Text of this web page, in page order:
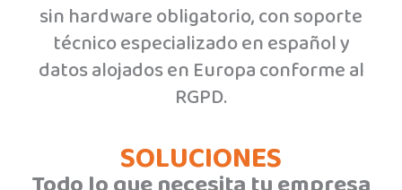
sin hardware obligatorio, con soporte
técnico especializado en español y
datos alojados en Europa conforme al
RGPD.
SOLUCIONES